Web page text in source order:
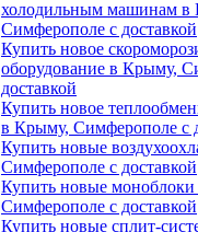
холодильным машинам в
Симферополе с доставкой
Купить новое
оборудование в Крыму,
доставкой
Купить новое
в Крыму, Симферополе с
Купить новые
Симферополе с доставкой
Купить новые
Симферополе с доставкой
Купить новые сплит-